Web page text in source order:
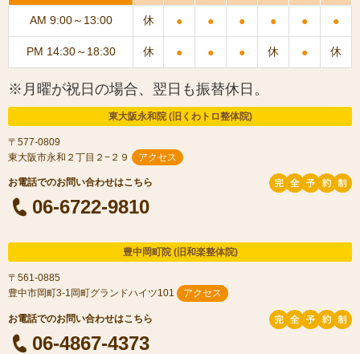
AM 9:00～13:00 休 ● ● ● ● ● ●
PM 14:30～18:30 休 ● ● ● 休 ● 休
※月曜が祝日の場合、翌日も振替休日。
東大阪永和院 (旧くわトロ整体院)
〒577-0809
東大阪市永和２丁目２−２９
アクセス
06-6722-9810
豊中岡町院 (旧和楽整体院)
〒561-0885
豊中市岡町3-1岡町グランドハイツ101
アクセス
06-4867-4373